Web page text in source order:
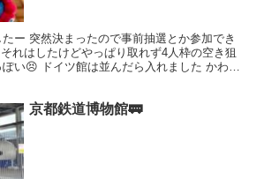
ー 突然決まったので事前抽選とか参加でき
れはしたけどやっぱり取れず4人枠の空き狙
い😣 ドイツ館は並んだら入れました かわい
京都鉄道博物館🚃